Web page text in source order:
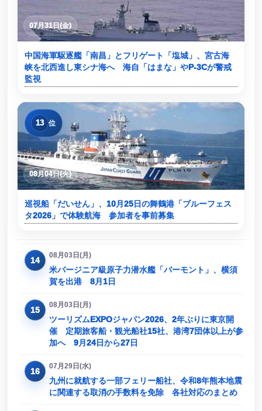
07月31日(金)
中国海軍駆逐艦「南昌」とフリゲート「塩城」、宮古海
峡を北西進し東シナ海へ 海自「はまな」やP-3Cが警戒
監視
13 位
08月04日(火)
巡視船「だいせん」、10月25日の舞鶴港「ブルーフェス
タ2026」で体験航海 参加者を事前募集
14
08月03日(月)
米バージニア級原子力潜水艦「バーモント」、横須
賀を出港 8月1日
15
08月03日(月)
ツーリズムEXPOジャパン2026、2年ぶりに東京開
催 定期旅客船・観光船社15社、港湾7団体以上が参
加へ 9月24日から27日
16
07月29日(水)
九州に就航する一部フェリー船社、令和8年熊本地震
に関連する取消の手数料を免除 各社対応のまとめ